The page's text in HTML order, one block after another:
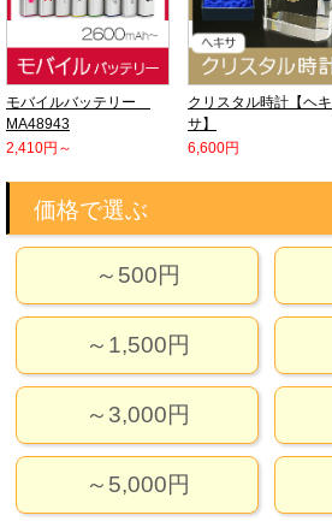
モバイルバッテリー
MA48943
2,410円～
クリスタル時計【ヘキ
サ】
6,600円
価格で選ぶ
～500円
～1,500円
～3,000円
～5,000円